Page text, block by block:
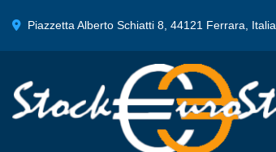
Piazzetta Alberto Schiatti 8, 44121 Ferrara, Italia